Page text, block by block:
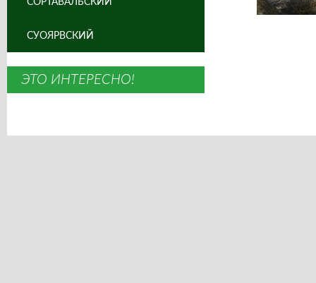
СУОЯРВСКИЙ
ЭТО ИНТЕРЕСНО!